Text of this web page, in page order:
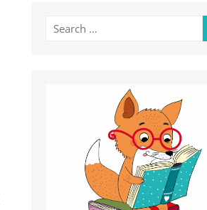
Search